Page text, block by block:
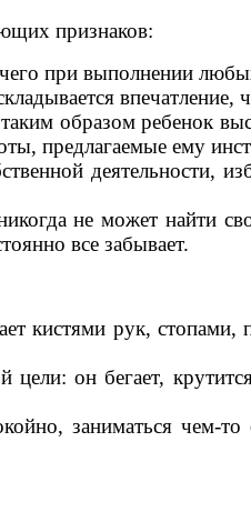
признаков:
при выполнении
образом ребенок
предлагаемые ему
деятельности,
не может найти
все забывает.
кистями рук,
он бегает,
заниматься чем-